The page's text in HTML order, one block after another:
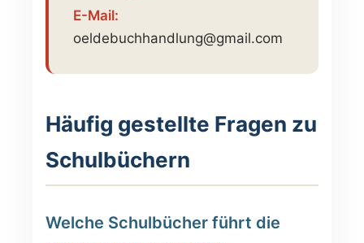
E-Mail:
oeldebuchhandlung@gmail.com
Häufig gestellte Fragen zu
Schulbüchern
Welche Schulbücher führt die